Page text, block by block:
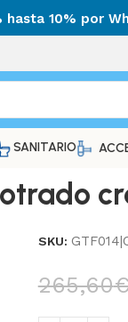
10% por
SANITARIO
SKU:
265,60